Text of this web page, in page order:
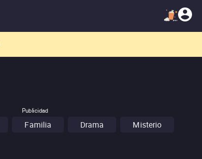
Publicidad
Familia Drama Misterio